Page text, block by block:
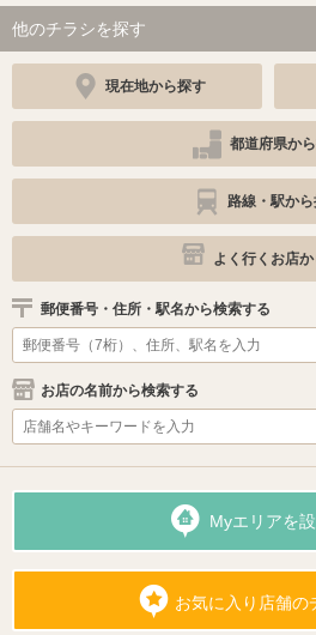
他のチラシを探す
現在地から探す
都道府県か
路線・駅か
よく行くお店
郵便番号・住所・駅名から検索する
お店の名前から検索する
Myエリアを
お気に入り店舗の